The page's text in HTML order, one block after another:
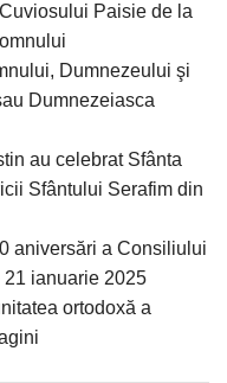
Paisie de la
Dumnezeului şi
Dumnezeiasca
au celebrat Sfânta
Sfântului Serafim din
aniversări a Consiliului
ianuarie 2025
ortodoxă a